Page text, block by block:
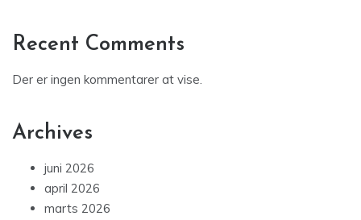
Recent Comments
Der er ingen kommentarer at vise.
Archives
juni 2026
april 2026
marts 2026